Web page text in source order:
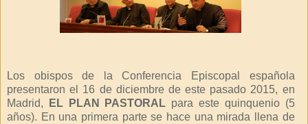
Los obispos de la Conferencia Episcopal española
presentaron el 16 de diciembre de este pasado 2015, en
Madrid,
EL PLAN PASTORAL para este quinquenio (5
años). En una primera parte se hace una mirada llena de